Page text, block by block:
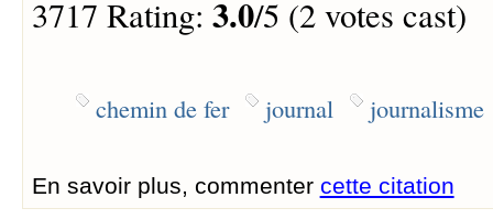
3717 Rating: 3.0/5 (2 votes cast)
chemin de fer journal journalisme
En savoir plus, commenter cette citation